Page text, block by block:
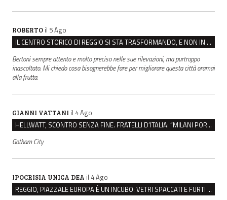
ROBERTO il 5 Ago
IL CENTRO STORICO DI REGGIO SI STA TRASFORMANDO, E NON IN MEGLIO
Bertoni sempre attento e molto preciso nelle sue rilevazioni, ma purtroppo
inascoltato. Mi chiedo cosa bisognerebbe fare per migliorare questa città oramai
alla frutta.
GIANNI VATTANI il 4 Ago
HELLWATT, SCONTRO SENZA FINE. FRATELLI D’ITALIA: “MILANI PORTA DOCUMENTI, DE FRANCO INSULTI”
Gotham City
IPOCRISIA UNICA DEA il 4 Ago
REGGIO, PIAZZALE EUROPA È UN INCUBO: VETRI SPACCATI E FURTI SULLE AUTO IN SOSTA